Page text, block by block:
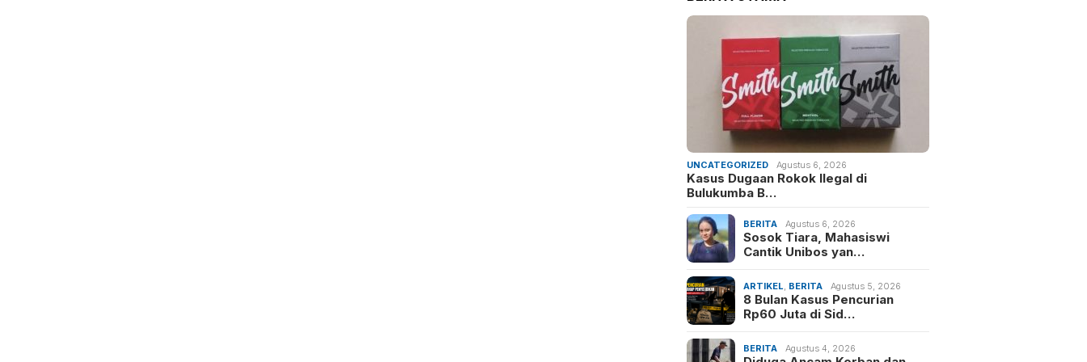
UNCATEGORIZED Agustus 6, 2026
Kasus Dugaan Rokok Ilegal di
Bulukumba B…
BERITA Agustus 6, 2026
Sosok Tiara, Mahasiswi
Cantik Unibos yan…
ARTIKEL BERITA Agustus 5, 2026
8 Bulan Kasus Pencurian
Rp60 Juta di Sid…
BERITA Agustus 4, 2026